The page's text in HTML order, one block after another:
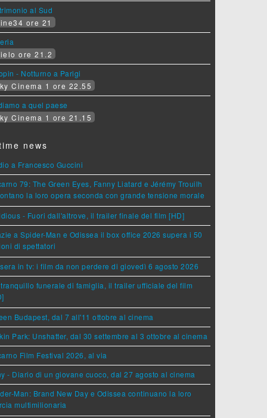
al Sud
ore 21
ore 21.2
- Notturno a Parigi
Cinema 1 ore 22.55
a quel paese
Cinema 1 ore 21.15
news
a Francesco Guccini
79: The Green Eyes, Fanny Liatard e Jérémy Trouilh
la loro opera seconda con grande tensione morale
- Fuori dall'altrove, il trailer finale del film [HD]
a Spider-Man e Odissea il box office 2026 supera i 50
di spettatori
in tv: i film da non perdere di giovedì 6 agosto 2026
tranquillo funerale di famiglia, il trailer ufficiale del film
Budapest, dal 7 all'11 ottobre al cinema
Park: Unshatter, dal 30 settembre al 3 ottobre al cinema
Film Festival 2026, al via
- Diario di un giovane cuoco, dal 27 agosto al cinema
Man: Brand New Day e Odissea continuano la loro
multimilionaria